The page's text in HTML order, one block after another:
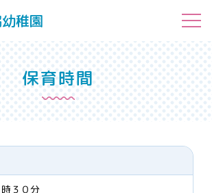
稚園
保育時間
３０分